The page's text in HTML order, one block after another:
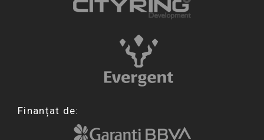
Finanțat de: